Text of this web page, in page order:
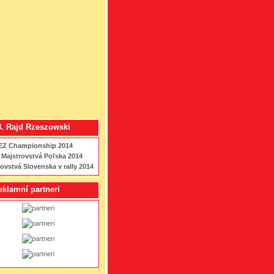
Rajd Rzeszowski
Championship 2014
Poľska 2014
Slovenska v rally 2014
partneri